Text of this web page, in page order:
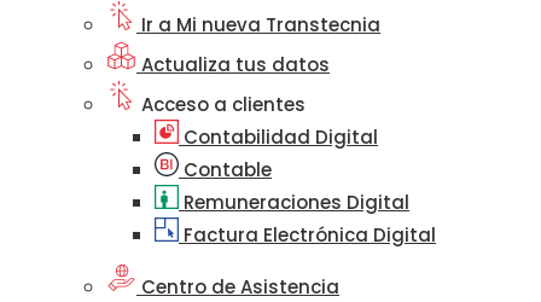
Ir a Mi nueva Transtecnia
Actualiza tus datos
Acceso a clientes
Contabilidad Digital
Contable
Remuneraciones Digital
Factura Electrónica Digital
Centro de Asistencia